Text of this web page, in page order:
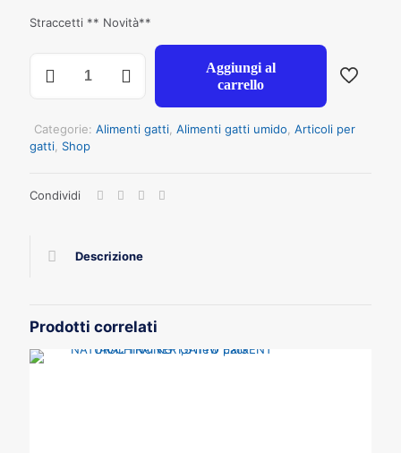
Straccetti ** Novità**
SALSA
TONNO
quantità
Aggiungi al
carrello
Categorie: Alimenti gatti Alimenti gatti umido Articoli per
gatti Shop
Condividi
Descrizione
Prodotti correlati